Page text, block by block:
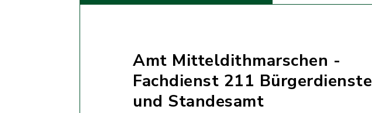
Amt Mitteldithmarschen -
Fachdienst 211 Bürgerdienste
und Standesamt